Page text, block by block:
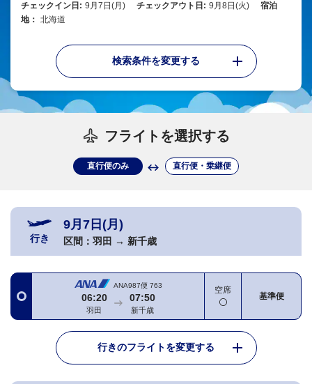
チェックイン日: 9月7日(月) チェックアウト日: 9月8日(火)
宿泊
地： 北海道
検索条件を変更する
フライトを選択する
直行便のみ 直行便・乗継便
行き
9月7日(月)
区間： 羽田 → 新千歳
ANA987便 763
06:20
羽田
07:50
新千歳
空席
基準便
行きのフライトを変更する